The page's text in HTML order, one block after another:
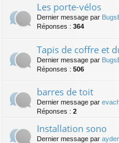
Les porte-vélos
Dernier message par
Réponses : 364
Tapis de coffre et
Dernier message par
Réponses : 506
barres de toit
Dernier message par
Réponses : 2
Installation sono
Dernier message par